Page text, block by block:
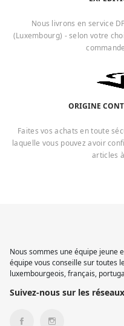
Nous livrons en service
(Luxembourg) - selon votre
ORIGINE
Faites vos achats en toute
laquelle vous pouvez avoir
articles
Nous sommes une équipe jeune
équipe vous conseille sur toutes
luxembourgeois, français,
Suivez-nous sur les